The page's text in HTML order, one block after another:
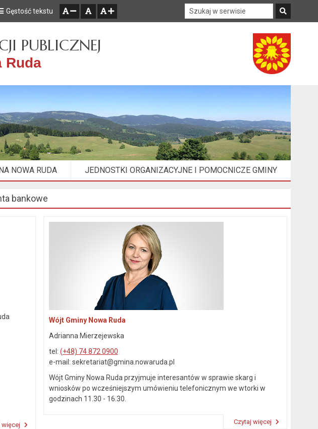
menu
Gęstość tekstu
PUBLICZNEJ
Ruda
NOWA RUDA JEDNOSTKI ORGANIZACYJNE I POMOCNICZE GMINY
bankowe
więcej
Wójt Gminy Nowa Ruda
Adrianna Mierzejewska
tel: (+48) 74 872 0900
e-mail: sekretariat@gmina.nowaruda.pl
Wójt Gminy Nowa Ruda przyjmuje interesantów w sprawie skarg i
wniosków po wcześniejszym umówieniu telefonicznym we wtorki w
godzinach 11.30 - 16.30.
Czytaj więcej